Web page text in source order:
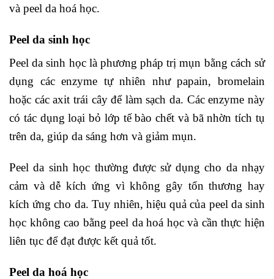
và peel da hoá học.
Peel da sinh học
Peel da sinh học là phương pháp trị mụn bằng cách sử
dụng các enzyme tự nhiên như papain, bromelain
hoặc các axit trái cây để làm sạch da. Các enzyme này
có tác dụng loại bỏ lớp tế bào chết và bã nhờn tích tụ
trên da, giúp da sáng hơn và giảm mụn.
Peel da sinh học thường được sử dụng cho da nhạy
cảm và dễ kích ứng vì không gây tổn thương hay
kích ứng cho da. Tuy nhiên, hiệu quả của peel da sinh
học không cao bằng peel da hoá học và cần thực hiện
liên tục để đạt được kết quả tốt.
Peel da hoá học